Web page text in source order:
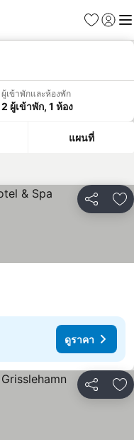
รายการโป
เข้าสู่ร
เมนู
ผู้เข้าพักและห้องพัก
2 ผู้เข้าพัก, 1 ห้อง
แผนที่
แชร์ เ
ดูราคา
แชร์ เ